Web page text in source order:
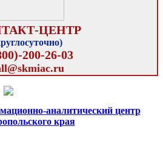
ЦЕНТР
200-26-03
аналитический центр
края